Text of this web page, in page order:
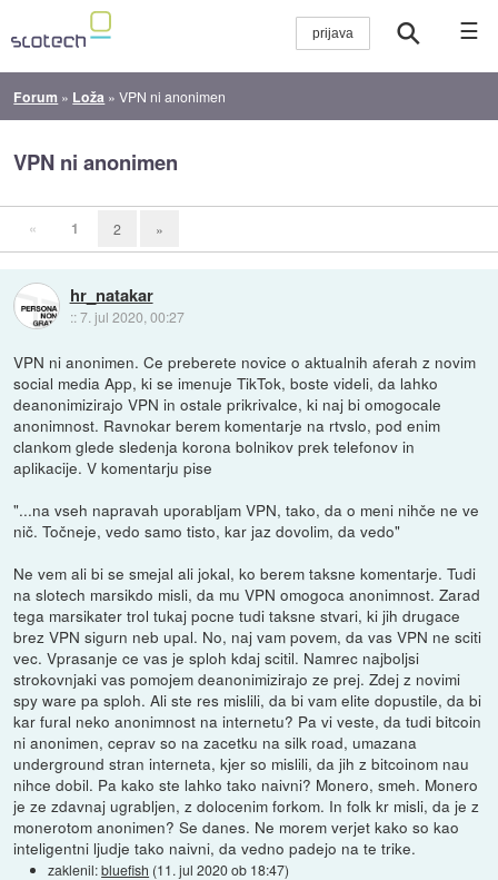
☰
Forum » Loža »VPN ni anonimen
VPN ni anonimen
« 1 2 »
hr_natakar
::7. jul 2020, 00:27
VPN ni anonimen. Ce preberete novice o aktualnih aferah z novim
social media App, ki se imenuje TikTok, boste videli, da lahko
deanonimizirajo VPN in ostale prikrivalce, ki naj bi omogocale
anonimnost. Ravnokar berem komentarje na rtvslo, pod enim
clankom glede sledenja korona bolnikov prek telefonov in
aplikacije. V komentarju pise
"...na vseh napravah uporabljam VPN, tako, da o meni nihče ne ve
nič. Točneje, vedo samo tisto, kar jaz dovolim, da vedo"
Ne vem ali bi se smejal ali jokal, ko berem taksne komentarje. Tudi
na slotech marsikdo misli, da mu VPN omogoca anonimnost. Zarad
tega marsikater trol tukaj pocne tudi taksne stvari, ki jih drugace
brez VPN sigurn neb upal. No, naj vam povem, da vas VPN ne sciti
vec. Vprasanje ce vas je sploh kdaj scitil. Namrec najboljsi
strokovnjaki vas pomojem deanonimizirajo ze prej. Zdej z novimi
spy ware pa sploh. Ali ste res mislili, da bi vam elite dopustile, da bi
kar fural neko anonimnost na internetu? Pa vi veste, da tudi bitcoin
ni anonimen, ceprav so na zacetku na silk road, umazana
underground stran interneta, kjer so mislili, da jih z bitcoinom nau
nihce dobil. Pa kako ste lahko tako naivni? Monero, smeh. Monero
je ze zdavnaj ugrabljen, z dolocenim forkom. In folk kr misli, da je z
monerotom anonimen? Se danes. Ne morem verjet kako so kao
inteligentni ljudje tako naivni, da vedno padejo na te trike.
zaklenil:bluefish (11. jul 2020 ob 18:47)